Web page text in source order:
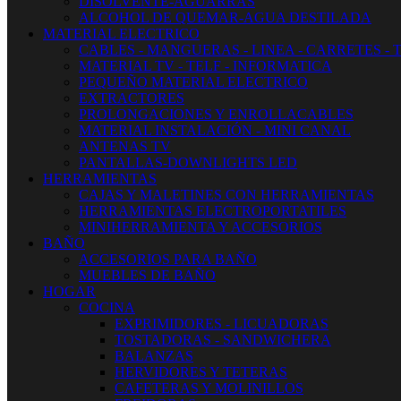
ALCOHOL DE QUEMAR-AGUA DESTILADA
MATERIAL ELECTRICO
CABLES - MANGUERAS - LINEA - CARRETES -
MATERIAL TV - TELF - INFORMATICA
PEQUEÑO MATERIAL ELECTRICO
EXTRACTORES
PROLONGACIONES Y ENROLLACABLES
MATERIAL INSTALACIÓN - MINI CANAL
ANTENAS TV
PANTALLAS-DOWNLIGHTS LED
HERRAMIENTAS
CAJAS Y MALETINES CON HERRAMIENTAS
HERRAMIENTAS ELECTROPORTATILES
MINIHERRAMIENTA Y ACCESORIOS
BAÑO
ACCESORIOS PARA BAÑO
MUEBLES DE BAÑO
HOGAR
COCINA
EXPRIMIDORES - LICUADORAS
TOSTADORAS - SANDWICHERA
BALANZAS
HERVIDORES Y TETERAS
CAFETERAS Y MOLINILLOS